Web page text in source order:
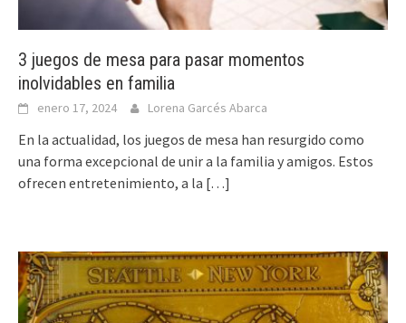
3 juegos de mesa para pasar momentos
inolvidables en familia
enero 17, 2024 Lorena Garcés Abarca
En la actualidad, los juegos de mesa han resurgido como
una forma excepcional de unir a la familia y amigos. Estos
ofrecen entretenimiento, a la […]